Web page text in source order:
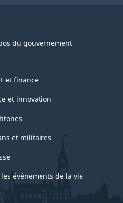
du gouvernement
et finance
et innovation
et militaires
les événements de la vie